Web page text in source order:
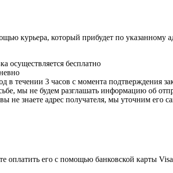
курьера, который прибудет по указанному
осуществляется бесплатно
в течении 3 часов с момента подтверждения
мы не будем разглашать информацию об
не знаете адрес получателя, мы уточним его
оплатить его с помощью банковской карты